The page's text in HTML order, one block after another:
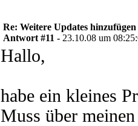
Re: Weitere Updates hinzufügen
Antwort #11 - 23.10.08 um
Hallo,
habe ein kleines
Muss über